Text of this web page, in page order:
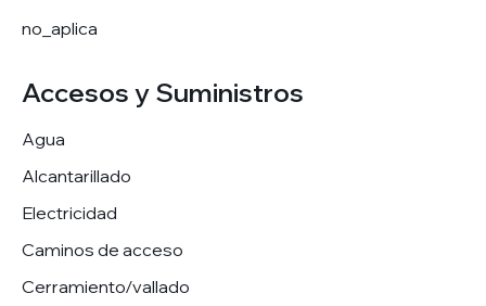
no_aplica
Accesos y Suministros
Agua
Alcantarillado
Electricidad
Caminos de acceso
Cerramiento/vallado